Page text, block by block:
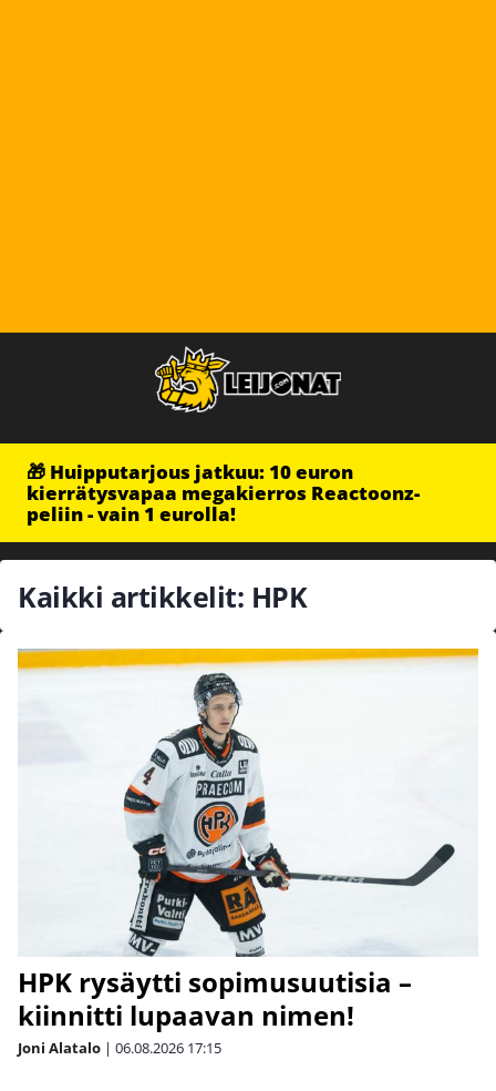
🎁 Huipputarjous jatkuu: 10 euron
kierrätysvapaa megakierros Reactoonz-
peliin - vain 1 eurolla!
Kaikki artikkelit: HPK
HPK rysäytti sopimusuutisia –
kiinnitti lupaavan nimen!
Joni Alatalo | 06.08.2026 17:15